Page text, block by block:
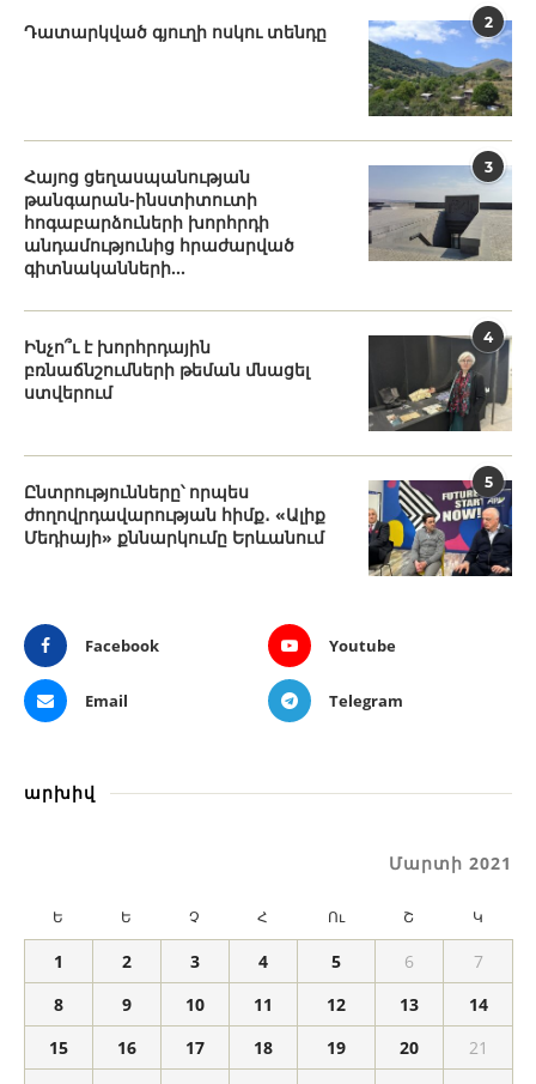
2
Դատարկված գյուղի ոսկու տենդը
3
Հայոց ցեղասպանության
թանգարան-ինստիտուտի
հոգաբարձուների խորհրդի
անդամությունից հրաժարված
գիտնականների...
4
Ինչո՞ւ է խորհրդային
բռնաճնշումների թեման մնացել
ստվերում
5
Ընտրությունները՝ որպես
ժողովրդավարության հիմք․ «Ալիք
Մեդիայի» քննարկումը Երևանում
Facebook Youtube
Email Telegram
արխիվ
Մարտի 2021
Ե Ե Չ Հ Ու Շ Կ
1 2 3 4 5 6
7
8
9 10 11 12 13
14
15
16 17 18 19 20
21